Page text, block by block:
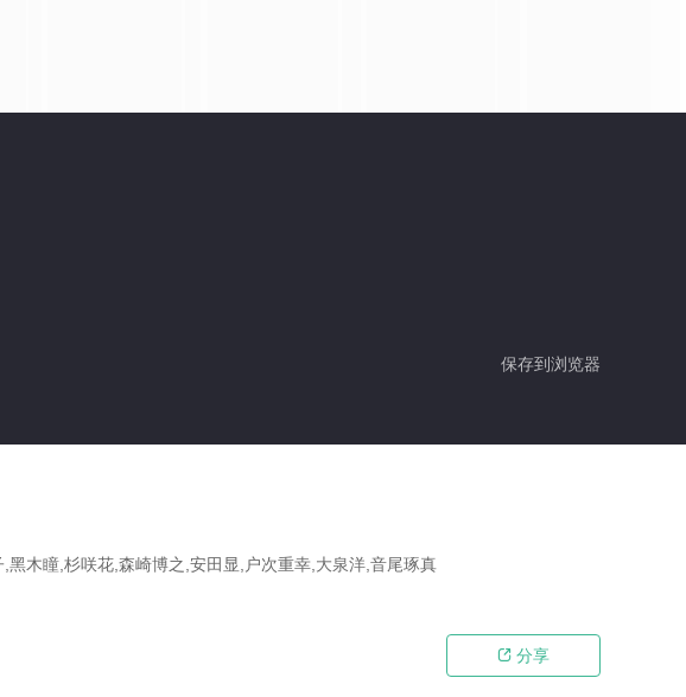
保存到浏览器
木瞳,杉咲花,森崎博之,安田显,户次重幸,大泉洋,音尾琢真
 分享